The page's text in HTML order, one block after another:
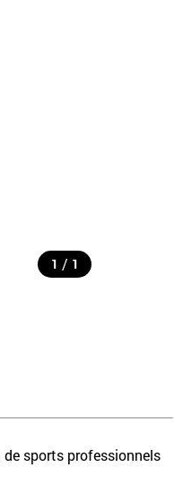
1 / 1
sports professionnels